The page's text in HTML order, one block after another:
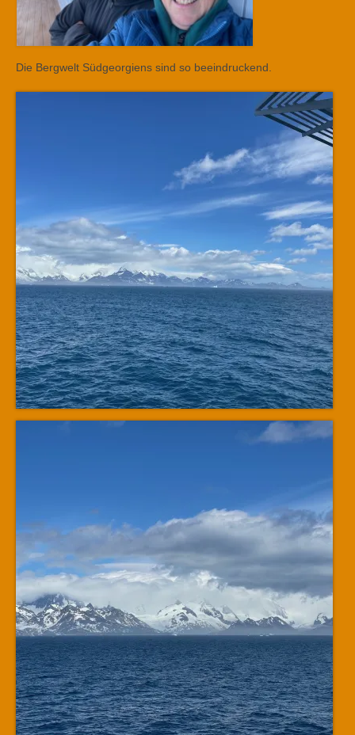
Die Bergwelt Südgeorgiens sind so beeindruckend.